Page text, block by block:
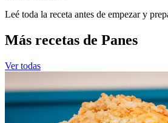
Leé toda la receta antes de empezar y
Más recetas de Panes
Ver todas